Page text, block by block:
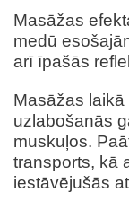
Masāžas
medū
arī īpašās
Masāžas
uzlabošanās
muskuļos.
transports, kā
iestāvējušās